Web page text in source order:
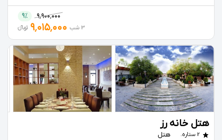
۹٬۹۰۰٬۰۰۰ 9%
3 شب ۹٬۰۱۵٬۰۰۰ تومانءءء
هتل خانه رز
2 ستاره. هتل